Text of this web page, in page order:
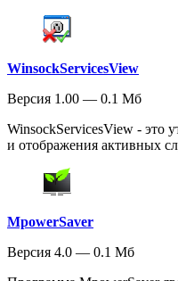
WinsockServicesView
Версия 1.00 — 0.1 Мб
WinsockServicesView - это
и отображения активных
MpowerSaver
Версия 4.0 — 0.1 Мб